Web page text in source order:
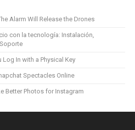
Alarm Will Release the Drones
con la tecnología: Instalación,
In with a Physical Key
Spectacles Online
Better Photos for Instagram